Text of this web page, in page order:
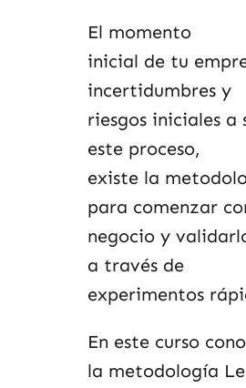
El momento
inicial de tu
incertidumbres y
riesgos iniciales a
este proceso,
existe la
para comenzar
negocio y
a través de
experimentos
En este curso
la metodología